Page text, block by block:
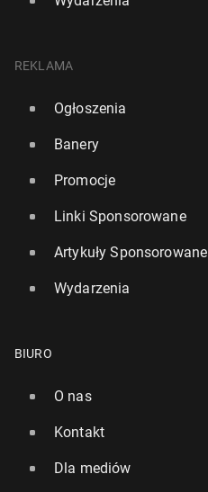
REKLAMA
Ogłoszenia
Banery
Promocje
Linki Sponsorowane
Artykuły Sponsorowane
Wydarzenia
BIURO
O nas
Kontakt
Dla mediów